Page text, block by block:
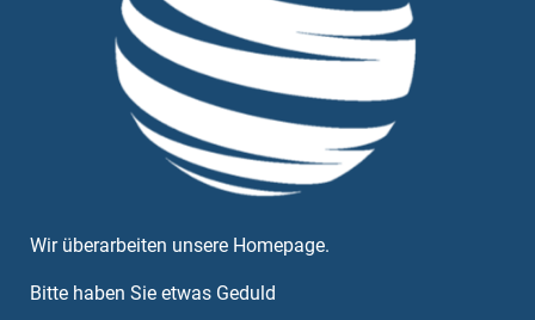
Wir überarbeiten unsere Homepage.
Bitte haben Sie etwas Geduld